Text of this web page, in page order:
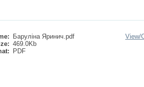
Баруліна Яринич.pdf
469.0Kb
PDF
View/